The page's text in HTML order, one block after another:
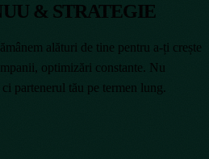
& STRATEGIE
alături de tine pentru a-ți crește
optimizări constante. Nu
partenerul tău pe termen lung.